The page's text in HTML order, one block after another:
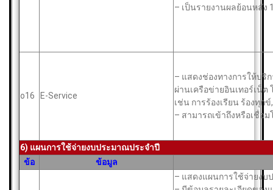
– เป็นรายงานผลย้อนหลัง
o16 E-Service
– แสดงช่องทางการให้บริ
ผ่านเครือข่ายอินเทอร์เน็ต
เช่น การร้องเรียน ร้องทุก
– สามารถเข้าถึงหรือเชื่อ
6) แผนการใช้จ่ายงบประมาณประจำปี
ข้อ
ข้อมูล
– แสดงแผนการใช้จ่ายงบ